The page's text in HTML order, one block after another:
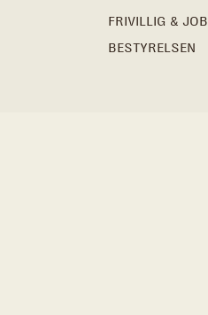
FRIVILLIG & JOB
BESTYRELSEN